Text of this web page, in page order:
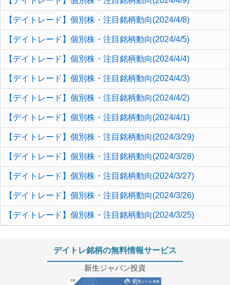
【デイトレード】個別株・注目銘柄動向(2024/4/8)
【デイトレード】個別株・注目銘柄動向(2024/4/5)
【デイトレード】個別株・注目銘柄動向(2024/4/4)
【デイトレード】個別株・注目銘柄動向(2024/4/3)
【デイトレード】個別株・注目銘柄動向(2024/4/2)
【デイトレード】個別株・注目銘柄動向(2024/4/1)
【デイトレード】個別株・注目銘柄動向(2024/3/29)
【デイトレード】個別株・注目銘柄動向(2024/3/28)
【デイトレード】個別株・注目銘柄動向(2024/3/27)
【デイトレード】個別株・注目銘柄動向(2024/3/26)
【デイトレード】個別株・注目銘柄動向(2024/3/25)
デイトレ銘柄の無料情報サービス
新生ジャパン投資